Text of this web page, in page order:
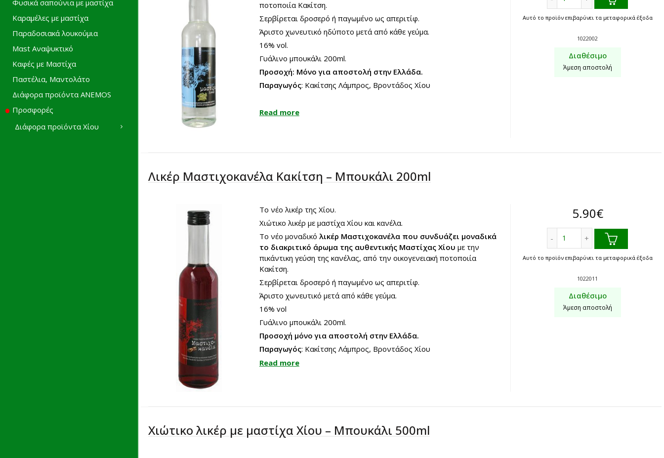
Φυσικά σαπούνια με μαστίχα
Καραμέλες με μαστίχα
Παραδοσιακά λουκούμια
Mαst Αναψυκτικό
Καφές με Μαστίχα
Παστέλια, Μαντολάτο
Διάφορα προϊόντα ANEMOS
Προσφορές
Διάφορα προϊόντα Χίου
ποτοποιία Κακίτση.
Σερβίρεται δροσερό ή παγωμένο ως απεριτίφ.
Άριστο χωνευτικό ηδύποτο μετά από κάθε γεύμα.
16% vol.
Γυάλινο μπουκάλι 200ml.
Προσοχή: Mόνο για αποστολή στην Ελλάδα.
Παραγωγός: Κακίτσης Λάμπρος, Βροντάδος Χίου
Read more
Αυτό το προϊόν επιβαρύνει τα μεταφορικά έξοδα
1022002
Διαθέσιμο
Άμεση αποστολή
Λικέρ Μαστιχοκανέλα Κακίτση – Μπουκάλι 200ml
Το νέο λικέρ της Χίου.
Χιώτικο λικέρ με μαστίχα Χίου και κανέλα.
Το νέο μοναδικό λικέρ Μαστιχοκανέλα που συνδυάζει μοναδικά
το διακριτικό άρωμα της αυθεντικής Μαστίχας Χίου με την
πικάντικη γεύση της κανέλας, από την οικογενειακή ποτοποιία
Κακίτση.
Σερβίρεται δροσερό ή παγωμένο ως απεριτίφ.
Άριστο χωνευτικό μετά από κάθε γεύμα.
16% vol
Γυάλινο μπουκάλι 200ml.
Προσοχή μόνο για αποστολή στην Ελλάδα.
Παραγωγός: Κακίτσης Λάμπρος, Βροντάδος Χίου
Read more
5.90€
Λικέρ Μαστιχοκανέλα
Αυτό το προϊόν επιβαρύνει τα μεταφορικά έξοδα
1022011
Διαθέσιμο
Άμεση αποστολή
Χιώτικο λικέρ με μαστίχα Χίου – Μπουκάλι 500ml